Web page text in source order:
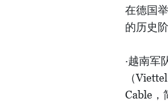
在德国
的历史阶
·越南军
（
Cable，